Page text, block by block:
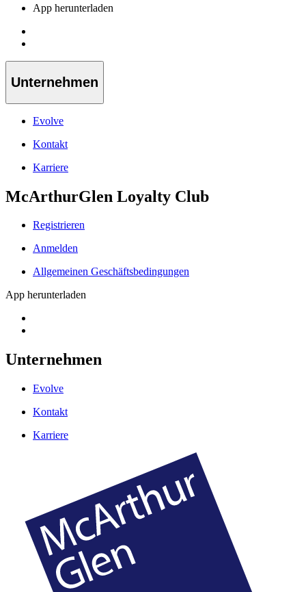
App herunterladen
Unternehmen
Evolve
Kontakt
Karriere
McArthurGlen Loyalty Club
Registrieren
Anmelden
Allgemeinen Geschäftsbedingungen
App herunterladen
Unternehmen
Evolve
Kontakt
Karriere